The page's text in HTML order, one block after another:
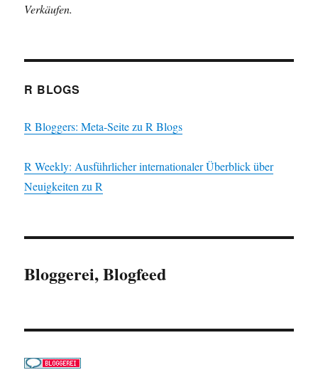
Verkäufen.
R BLOGS
R Bloggers: Meta-Seite zu R Blogs
R Weekly: Ausführlicher internationaler Überblick über
Neuigkeiten zu R
Bloggerei, Blogfeed